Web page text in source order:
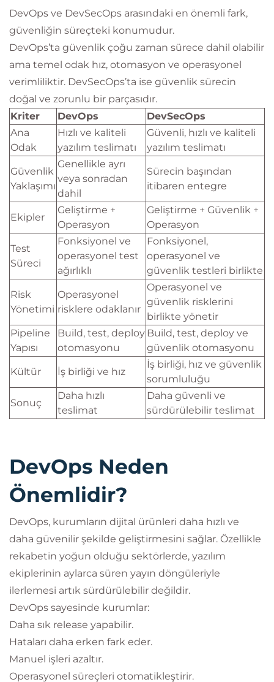
DevOps ve DevSecOps arasındaki en önemli fark,
güvenliğin süreçteki konumudur.
DevOps’ta güvenlik çoğu zaman sürece dahil olabilir
ama temel odak hız, otomasyon ve operasyonel
verimliliktir. DevSecOps’ta ise güvenlik sürecin
doğal ve zorunlu bir parçasıdır.
Kriter
DevOps
DevSecOps
Ana
Odak
Hızlı ve kaliteli
yazılım teslimatı
Güvenli, hızlı ve kaliteli
yazılım teslimatı
Güvenlik
Yaklaşımı
Genellikle ayrı
veya sonradan
dahil
Sürecin başından
itibaren entegre
Ekipler
Geliştirme +
Operasyon
Geliştirme + Güvenlik +
Operasyon
Test
Süreci
Fonksiyonel ve
operasyonel test
ağırlıklı
Fonksiyonel,
operasyonel ve
güvenlik testleri birlikte
Risk
Yönetimi
Operasyonel
risklere odaklanır
Operasyonel ve
güvenlik risklerini
birlikte yönetir
Pipeline
Yapısı
Build, test, deploy
otomasyonu
Build, test, deploy ve
güvenlik otomasyonu
Kültür İş birliği ve hız
İş birliği, hız ve güvenlik
sorumluluğu
Sonuç
Daha hızlı
teslimat
Daha güvenli ve
sürdürülebilir teslimat
DevOps Neden
Önemlidir?
DevOps, kurumların dijital ürünleri daha hızlı ve
daha güvenilir şekilde geliştirmesini sağlar. Özellikle
rekabetin yoğun olduğu sektörlerde, yazılım
ekiplerinin aylarca süren yayın döngüleriyle
ilerlemesi artık sürdürülebilir değildir.
DevOps sayesinde kurumlar:
Daha sık release yapabilir.
Hataları daha erken fark eder.
Manuel işleri azaltır.
Operasyonel süreçleri otomatikleştirir.